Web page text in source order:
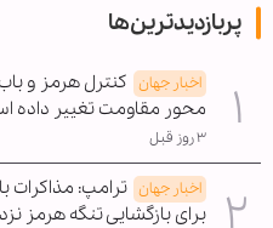
پربازدیدترین‌ها
اخبار جهان کنترل هرمز و
محور مقاومت تغییر داده
۳ روز قبل
اخبار جهان ترامپ: مذاکرات
برای بازگشایی تنگه هرمز